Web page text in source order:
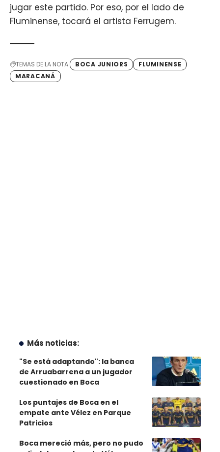
jugar este partido. Por eso, por el lado de
Fluminense, tocará el artista Ferrugem.
TEMAS DE LA NOTA BOCA JUNIORS
FLUMINENSE
MARACANÁ
Más noticias:
"Se está adaptando": la banca
de Arruabarrena a un jugador
cuestionado en Boca
Los puntajes de Boca en el
empate ante Vélez en Parque
Patricios
Boca mereció más, pero no pudo